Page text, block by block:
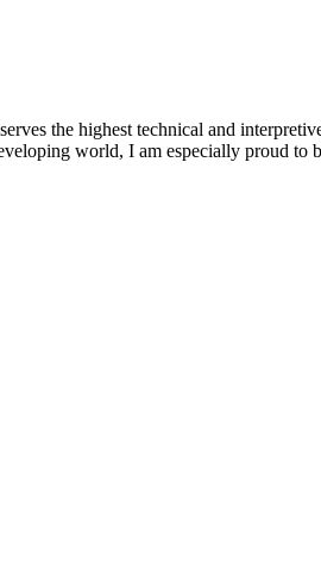
the highest technical and
world, I am especially proud to